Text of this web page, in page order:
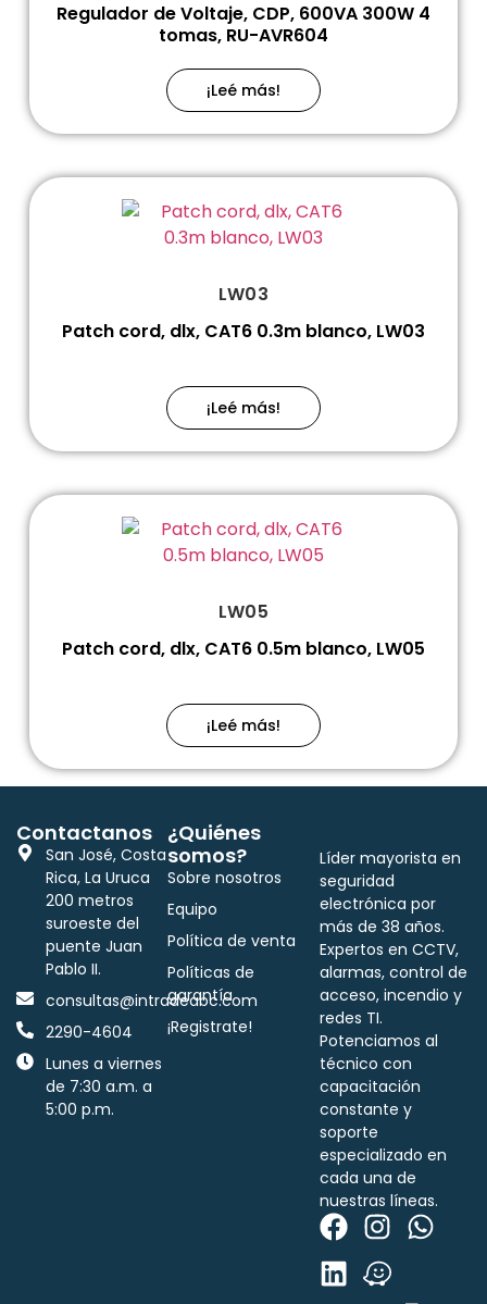
Regulador de Voltaje, CDP, 600VA 300W 4
tomas, RU-AVR604
¡Leé más!
LW03
Patch cord, dlx, CAT6 0.3m blanco, LW03
¡Leé más!
LW05
Patch cord, dlx, CAT6 0.5m blanco, LW05
¡Leé más!
Líder mayorista en
seguridad
electrónica por
más de 38 años.
Expertos en CCTV,
alarmas, control de
acceso, incendio y
redes TI.
Potenciamos al
técnico con
capacitación
constante y
soporte
especializado en
cada una de
nuestras líneas.
¿Quiénes
somos?
Sobre nosotros
Equipo
Política de venta
Políticas de
garantía
¡Registrate!
Contactanos
San José, Costa
Rica, La Uruca
200 metros
suroeste del
puente Juan
Pablo II.
consultas@intradeabc.com
2290-4604
Lunes a viernes
de 7:30 a.m. a
5:00 p.m.